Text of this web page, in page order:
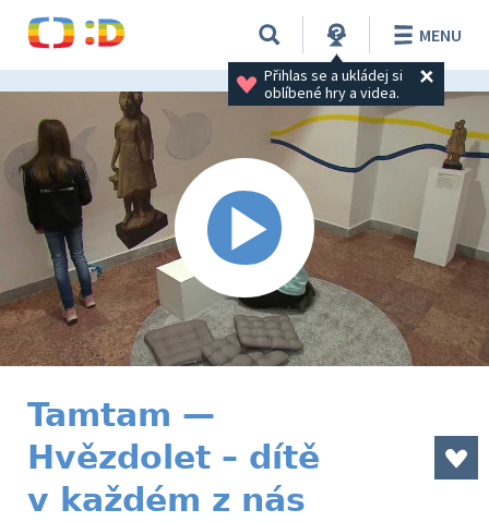
Přihlas se a ukládej si
oblíbené hry a videa.
MENU
Tamtam —
Hvězdolet – dítě
v každém z nás